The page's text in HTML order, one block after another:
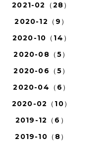
2021-02（28）
2020-12（9）
2020-10（14）
2020-08（5）
2020-06（5）
2020-04（6）
2020-02（10）
2019-12（6）
2019-10（8）